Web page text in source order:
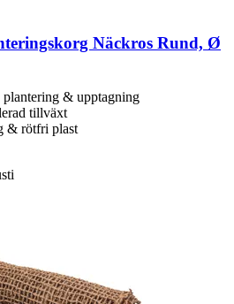
Näckros Rund, Ø
& upptagning
tillväxt
& rötfri plast